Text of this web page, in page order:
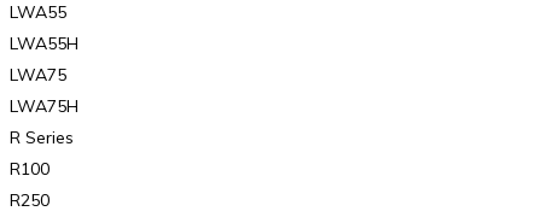
LWA55
LWA55H
LWA75
LWA75H
R Series
R100
R250